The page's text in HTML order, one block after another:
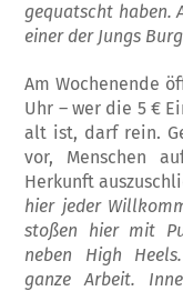
gequatscht haben.
einer der Jungs
Am Wochenende
Uhr – wer die 5 €
alt ist, darf rein.
vor, Menschen
Herkunft
hier jeder
stoßen hier mit
neben High
ganze Arbeit.